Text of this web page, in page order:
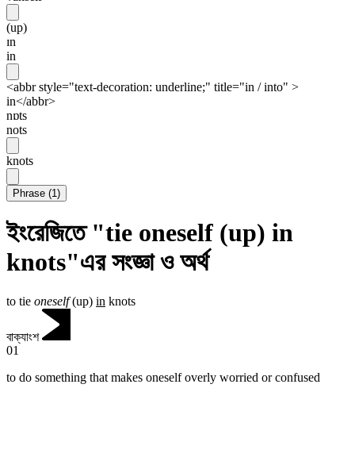
(up)
ɪn
in
<abbr style="text-decoration: underline;" title="in / into" >
in</abbr>
nɒts
nots
knots
Phrase (1)
ইংরেজিতে "tie oneself (up) in
knots"এর সংজ্ঞা ও অর্থ
to tie oneself(up) in knots
বাক্যাংশ
01
to do something that makes oneself overly worried or confused